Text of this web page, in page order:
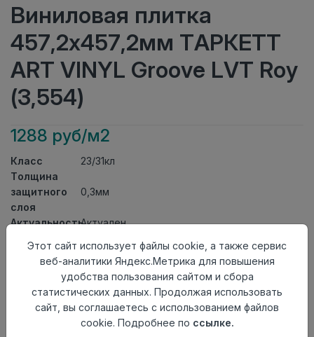
Виниловая плитка
457,2x457,2мм ТАРКЕТТ
ART VINYL Groove LVT Roy
(3,554)
1288 руб/м2
Класс
23/31кл
Толщина
защитного
слоя
0,3мм
АктуальностьАктуален
Размер
доски
457,2x457,2мм
Теплый пол
до +27 градусов
Способ
укладки
На клей
Без фаски
Этот сайт использует файлы cookie, а также сервис
веб-аналитики Яндекс.Метрика для повышения
удобства пользования сайтом и сбора
статистических данных. Продолжая использовать
сайт, вы соглашаетесь с использованием файлов
cookie. Подробнее по ссылке.